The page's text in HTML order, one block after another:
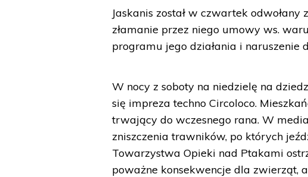
Jaskanis został w czwartek
złamanie przez niego umowy ws.
programu jego działania i naruszenie
W nocy z soboty na niedzielę na
się impreza techno Circoloco.
trwający do wczesnego rana. W
zniszczenia trawników, po których
Towarzystwa Opieki nad Ptakami
poważne konsekwencje dla zwierząt,